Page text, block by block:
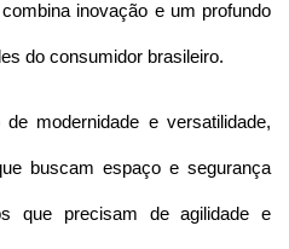
inovação e um profundo
do consumidor brasileiro.
modernidade e versatilidade,
buscam espaço e segurança
que precisam de agilidade e